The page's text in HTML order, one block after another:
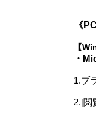
《
【
・
1.ブ
2.[閲